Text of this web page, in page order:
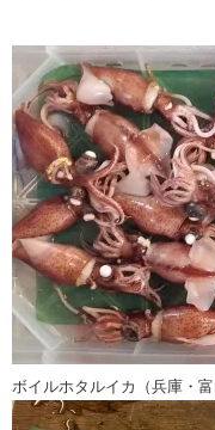
ボイルホタルイカ（兵庫・